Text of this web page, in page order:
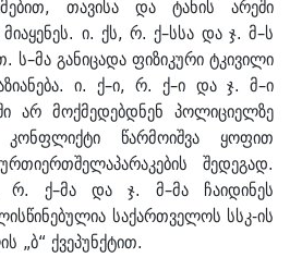
თავისა და ტანის არეში
ი. ქს, რ. ქ–სსა და ჯ. მ–ს
ს–მა განიცადა ფიზიკური ტკივილი
ი. ქ–ი, რ. ქ–ი და ჯ. მ–ი
არ მოქმედებდნენ პოლიციელზე
კონფლიქტი წარმოიშვა ყოფით
შედეგად.
რ. ქ–მა და ჯ. მ–მა ჩაიდინეს
საქართველოს სსკ-ის
„ბ“ ქვეპუნქტით.